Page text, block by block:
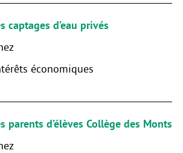
captages d’eau privés
économiques
parents d’élèves Collège des Monts